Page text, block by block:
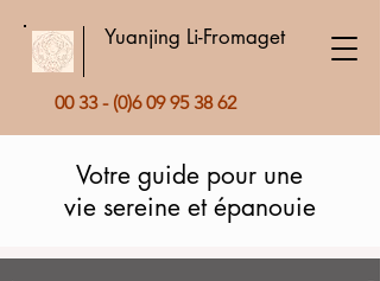
Yuanjing Li-Fromaget
00 33 - (0)6 09 95 38 62
Votre guide pour une
vie sereine et épanouie